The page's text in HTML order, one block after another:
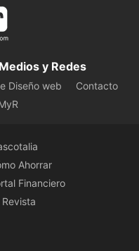
Medios y Redes
Diseño web
Contacto
Ahorrar
Financiero
Revista